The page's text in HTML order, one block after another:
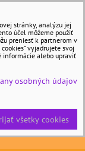
stránky, analýzu jej
účel môžeme použiť
preniesť k partnerom v
vyjadrujete svoj
informácie alebo upraviť
osobných údajov
všetky cookies